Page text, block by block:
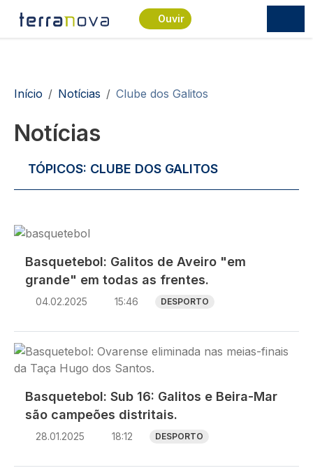
Passar para o conteúdo principal
Ouvir
Navegação estrutural
Início Notícias Clube dos Galitos
Notícias
TÓPICOS: CLUBE DOS GALITOS
Imagem
Basquetebol: Galitos de Aveiro "em
grande" em todas as frentes.
04.02.2025 15:46 DESPORTO
Imagem
Basquetebol: Sub 16: Galitos e Beira-Mar
são campeões distritais.
28.01.2025 18:12 DESPORTO